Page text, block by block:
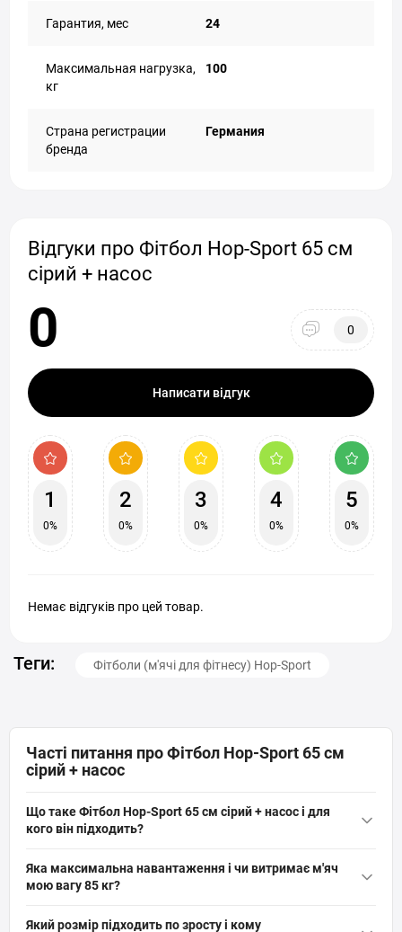
Гарантия, мес 24
Максимальная нагрузка,
кг
100
Страна регистрации
бренда
Германия
Відгуки про Фітбол Hop-Sport 65 см
сірий + насос
0 0
Написати відгук
1
0%
2
0%
3
0%
4
0%
5
0%
Немає відгуків про цей товар.
Теги: Фітболи (м'ячі для фітнесу) Hop-Sport
Часті питання про Фітбол Hop-Sport 65 см
сірий + насос
Що таке Фітбол Hop-Sport 65 см сірий + насос і для
кого він підходить?
фітнес-міяч із PVC діаметром 65 см, вагою 0,8 кг і
йоги, пілатесу, реабілітації, вагітних та дітей; зміцнює корпус і
Яка максимальна навантаження і чи витримає м'яч
мою вагу 85 кг?
Який розмір підходить по зросту і кому